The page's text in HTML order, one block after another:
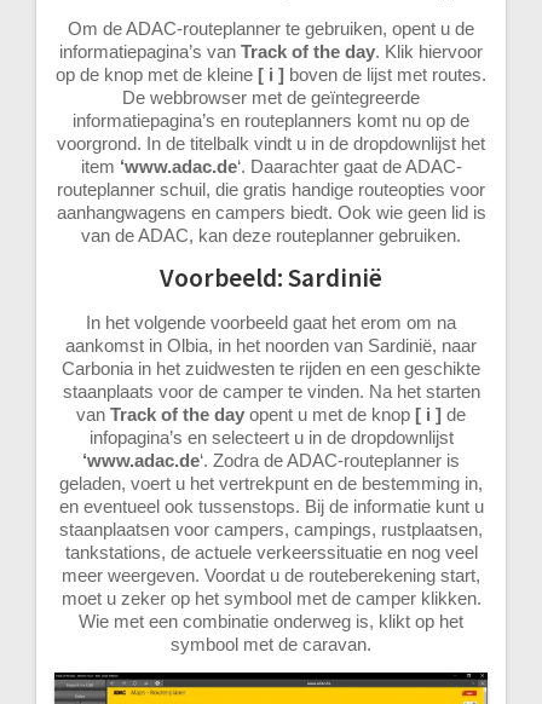
Om de ADAC-routeplanner te gebruiken, opent u de
informatiepagina’s van Track of the day. Klik hiervoor
op de knop met de kleine [ i ] boven de lijst met routes.
De webbrowser met de geïntegreerde
informatiepagina’s en routeplanners komt nu op de
voorgrond. In de titelbalk vindt u in de dropdownlijst het
item ‘www.adac.de‘. Daarachter gaat de ADAC-
routeplanner schuil, die gratis handige routeopties voor
aanhangwagens en campers biedt. Ook wie geen lid is
van de ADAC, kan deze routeplanner gebruiken.
Voorbeeld: Sardinië
In het volgende voorbeeld gaat het erom om na
aankomst in Olbia, in het noorden van Sardinië, naar
Carbonia in het zuidwesten te rijden en een geschikte
staanplaats voor de camper te vinden. Na het starten
van Track of the day opent u met de knop [ i ] de
infopagina’s en selecteert u in de dropdownlijst
‘www.adac.de‘. Zodra de ADAC-routeplanner is
geladen, voert u het vertrekpunt en de bestemming in,
en eventueel ook tussenstops. Bij de informatie kunt u
staanplaatsen voor campers, campings, rustplaatsen,
tankstations, de actuele verkeerssituatie en nog veel
meer weergeven. Voordat u de routeberekening start,
moet u zeker op het symbool met de camper klikken.
Wie met een combinatie onderweg is, klikt op het
symbool met de caravan.